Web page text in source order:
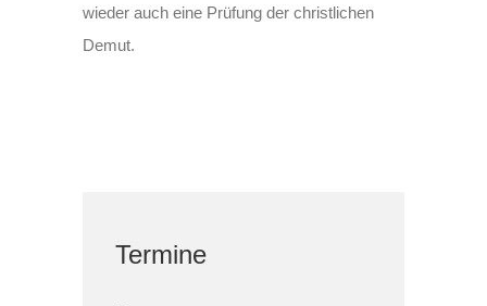
wieder auch eine Prüfung der christlichen
Demut.
Termine